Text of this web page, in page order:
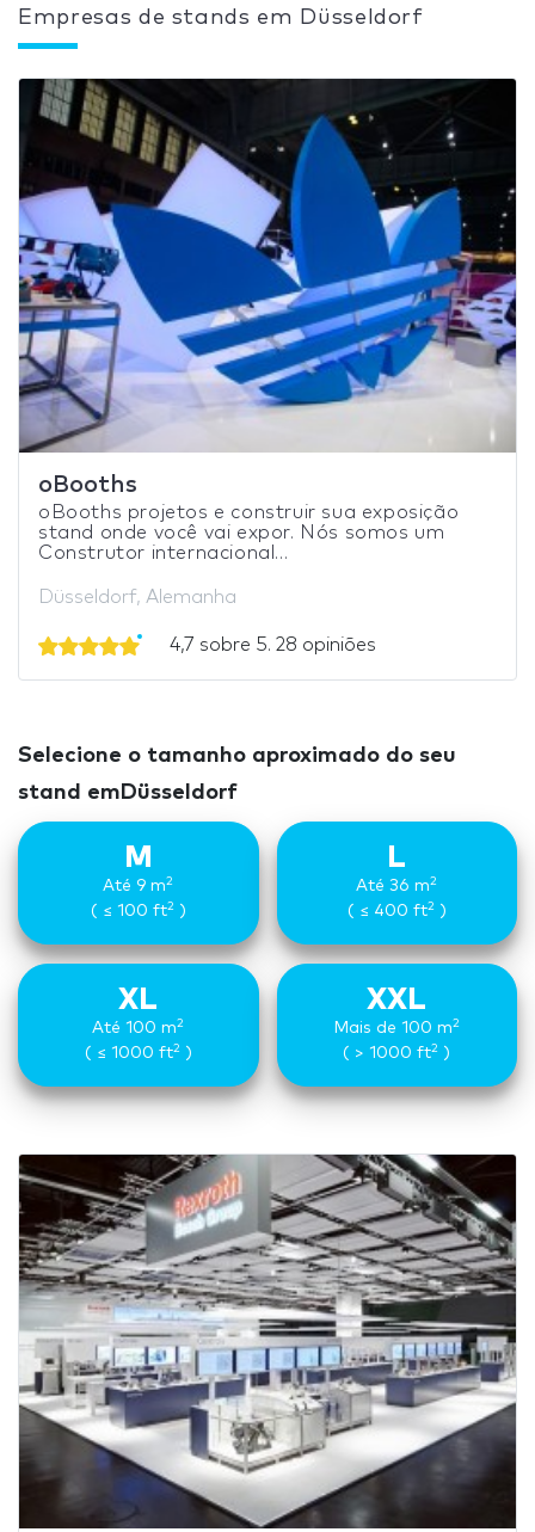
Empresas de stands em Düsseldorf
oBooths
oBooths projetos e construir sua exposição
stand onde você vai expor. Nós somos um
Construtor internacional...
Düsseldorf, Alemanha
4,7 sobre 5. 28 opiniões
Selecione o tamanho aproximado do seu
stand emDüsseldorf
M
Até 9 m2
( ≤ 100 ft2)
L
Até 36 m2
( ≤ 400 ft2)
XL
Até 100 m2
( ≤ 1000 ft2)
XXL
Mais de 100 m2
( > 1000 ft2 )